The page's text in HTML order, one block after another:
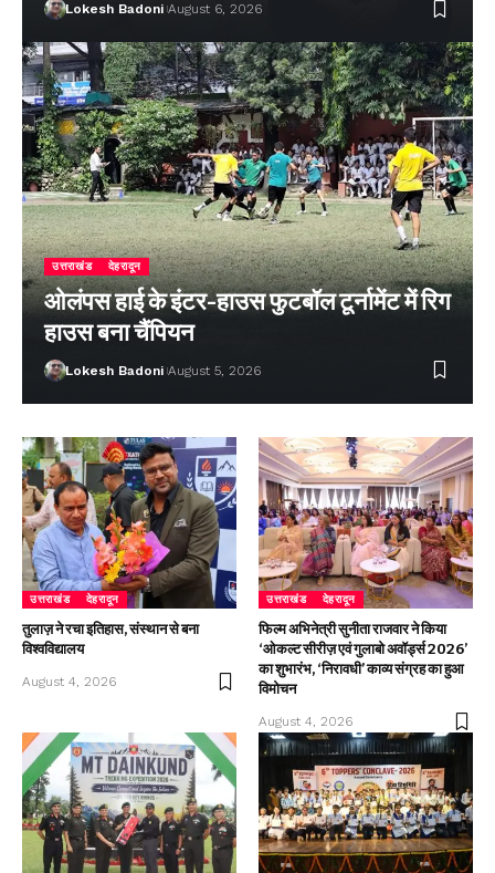
Lokesh Badoni August 6, 2026
उत्तराखंड देहरादून
ओलंपस हाई के इंटर-हाउस फुटबॉल टूर्नामेंट में रिग
हाउस बना चैंपियन
Lokesh Badoni August 5, 2026
उत्तराखंड देहरादून
तुलाज़ ने रचा इतिहास, संस्थान से बना
विश्वविद्यालय
August 4, 2026
उत्तराखंड देहरादून
फिल्म अभिनेत्री सुनीता राजवार ने किया
‘ओकल्ट सीरीज़ एवं गुलाबो अवॉर्ड्स 2026’
का शुभारंभ, ‘निरावधी’ काव्य संग्रह का हुआ
विमोचन
August 4, 2026